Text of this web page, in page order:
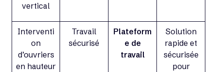
vertical
Interventi
on
d’ouvriers
en hauteur
Travail
sécurisé
Plateform
e de
travail
Solution
rapide et
sécurisée
pour